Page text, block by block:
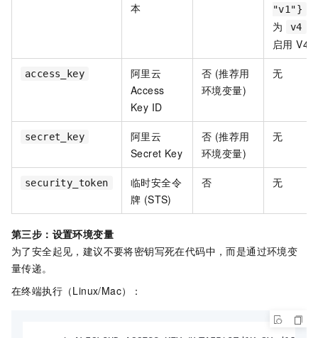
本
"v1"}
为
v4
启用 V4)
access_key
阿里云
Access
Key ID
否 (推荐用
环境变量)
无
secret_key
阿里云
Secret Key
否 (推荐用
环境变量)
无
security_token
临时安全令
牌 (STS)
否 无
第三步：设置环境变量
为了安全起见，建议不要将密钥写死在代码中，而是通过环境变
量传递。
在终端执行（Linux/Mac）：